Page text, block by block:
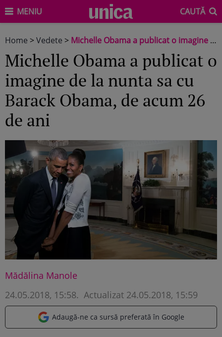
MENIU CAUTĂ
Home >Vedete > Michelle Obama a publicat o imagine de la nunta sa cu Barack Obama, de acum 26 de ani
Michelle Obama a publicat o
imagine de la nunta sa cu
Barack Obama, de acum 26
de ani
Mădălina Manole
24.05.2018, 15:58. Actualizat 24.05.2018, 15:59
Adaugă-ne ca sursă preferată în Google